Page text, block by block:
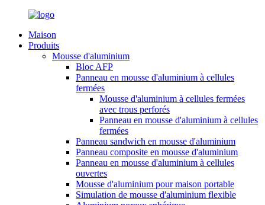
Maison
Produits
Mousse d'aluminium
Bloc AFP
Panneau en mousse d'aluminium à cellules
fermées
Mousse d'aluminium à cellules fermées
avec trous perforés
Panneau en mousse d'aluminium à cellules
fermées
Panneau sandwich en mousse d'aluminium
Panneau composite en mousse d'aluminium
Panneau en mousse d'aluminium à cellules
ouvertes
Mousse d'aluminium pour maison portable
Simulation de mousse d'aluminium flexible